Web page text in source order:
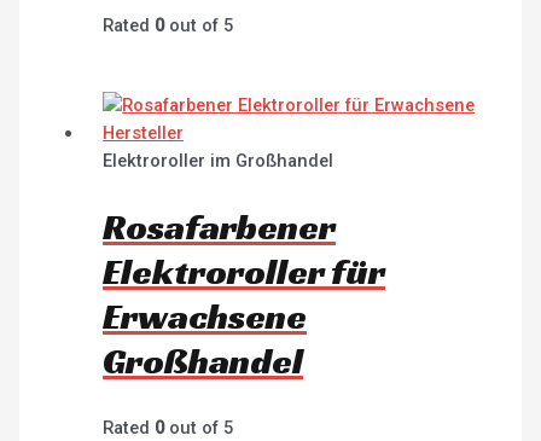
Rated 0out of 5
Elektroroller im Großhandel
Rosafarbener
Elektroroller für
Erwachsene
Großhandel
Rated 0out of 5